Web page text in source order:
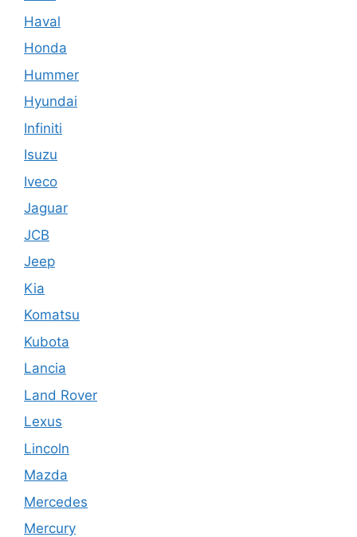
Haval
Honda
Hummer
Hyundai
Infiniti
Isuzu
Iveco
Jaguar
JCB
Jeep
Kia
Komatsu
Kubota
Lancia
Land Rover
Lexus
Lincoln
Mazda
Mercedes
Mercury